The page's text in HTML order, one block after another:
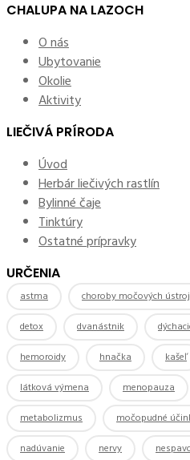
CHALUPA NA LAZOCH
O nás
Ubytovanie
Okolie
Aktivity
LIEČIVÁ PRÍRODA
Úvod
Herbár liečivých rastlín
Bylinné čaje
Tinktúry
Ostatné prípravky
URČENIA
astma choroby močových
detox
dvanástnik
hemoroidy
hnačka kašeľ
látková výmena
menopauza
metabolizmus
močopudné
nadúvanie
nervy